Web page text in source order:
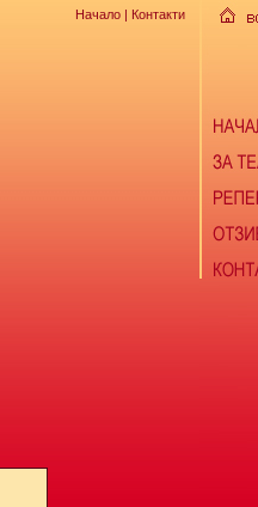
Начало | Контакти